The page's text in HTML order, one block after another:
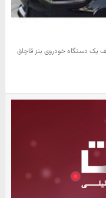
یک دستگاه خودروی بنز قاچاق